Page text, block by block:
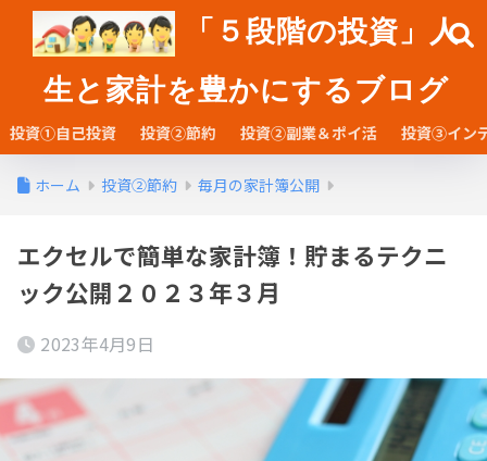
「５段階の投資」人
生と家計を豊かにするブログ
投資①自己投資 投資②節約 投資②副業＆ポイ活 投資③イン
ホーム 投資②節約 毎月の家計簿公開
エクセルで簡単な家計簿！貯まるテクニ
ック公開２０２３年３月
2023年4月9日